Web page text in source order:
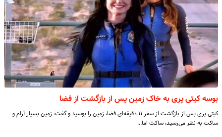
بوسه کیتی پری به خاک زمین پس از بازگشت از فضا
کیتی پری پس از بازگشت از سفر ۱۱ دقیقه‌ای فضا، زمین را بوسید و گفت: زمین بسیار آرام و
ساکت به نظر می‌رسید، ساکت اما…